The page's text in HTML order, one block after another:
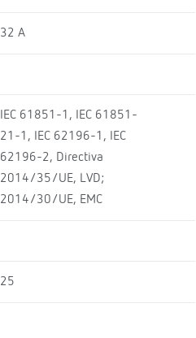
32 A
IEC 61851-1, IEC 61851-
21-1, IEC 62196-1, IEC
62196-2, Directiva
2014/35/UE, LVD;
2014/30/UE, EMC
25